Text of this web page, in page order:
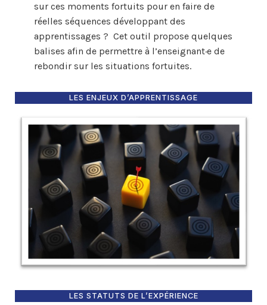
sur ces moments fortuits pour en faire de
réelles séquences développant des
apprentissages ? Cet outil propose quelques
balises afin de permettre à l’enseignant·e de
rebondir sur les situations fortuites.
LES ENJEUX D’APPRENTISSAGE
LES STATUTS DE L’EXPÉRIENCE